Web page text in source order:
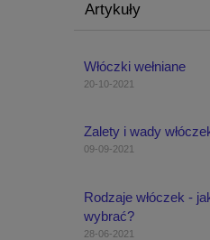
Artykuły
Włóczki wełniane
20-10-2021
Zalety i wady
09-09-2021
Rodzaje włóczek -
wybrać?
28-06-2021